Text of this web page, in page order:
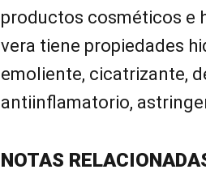
productos cosméticos e
vera tiene propiedades
emoliente, cicatrizante,
antiinflamatorio,
NOTAS